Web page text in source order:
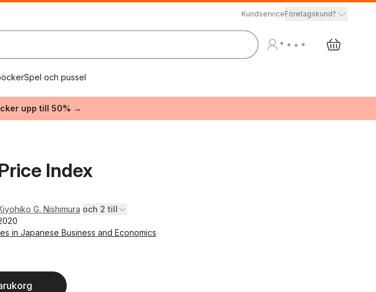
KundserviceFöretagskund?
Spel och pussel
upp till 50% →
Index
G. Nishimura och 2 till
in Japanese Business and Economics